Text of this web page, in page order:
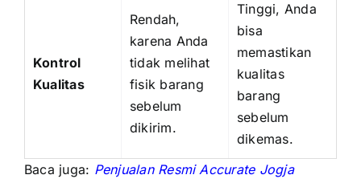
Kontrol
Kualitas
Rendah,
karena Anda
tidak melihat
fisik barang
sebelum
dikirim.
Tinggi, Anda
bisa
memastikan
kualitas
barang
sebelum
dikemas.
Baca juga: Penjualan Resmi Accurate Jogja